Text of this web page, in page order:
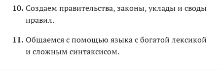
Создаем правительства, законы, уклады и своды
правил.
Общаемся с помощью языка с богатой лексикой
и сложным синтаксисом.